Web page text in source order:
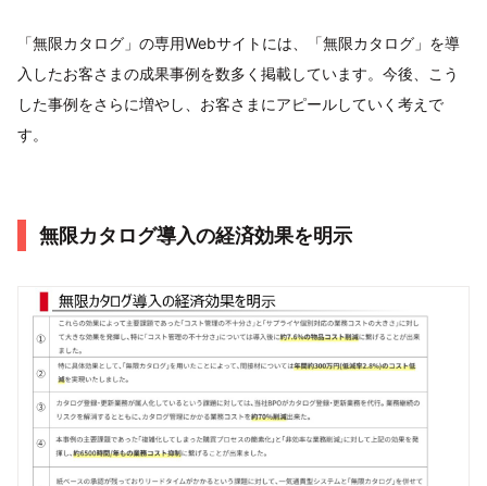
「無限カタログ」の専用Webサイトには、「無限カタログ」を導
入したお客さまの成果事例を数多く掲載しています。今後、こう
した事例をさらに増やし、お客さまにアピールしていく考えで
す。
無限カタログ導入の経済効果を明示